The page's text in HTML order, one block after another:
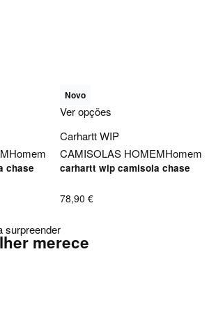
Homem
chase
Novo
Ver opções
Carhartt WIP
CAMISOLAS HOMEMHomem
carhartt wip camisola chase
78,90 €
surpreender
merece